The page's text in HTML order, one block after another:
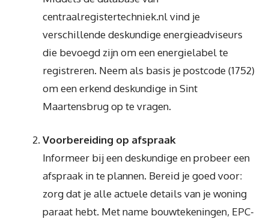
centraalregistertechniek.nl vind je
verschillende deskundige energieadviseurs
die bevoegd zijn om een energielabel te
registreren. Neem als basis je postcode (1752)
om een erkend deskundige in Sint
Maartensbrug op te vragen.
Voorbereiding op afspraak
Informeer bij een deskundige en probeer een
afspraak in te plannen. Bereid je goed voor:
zorg dat je alle actuele details van je woning
paraat hebt. Met name bouwtekeningen, EPC-